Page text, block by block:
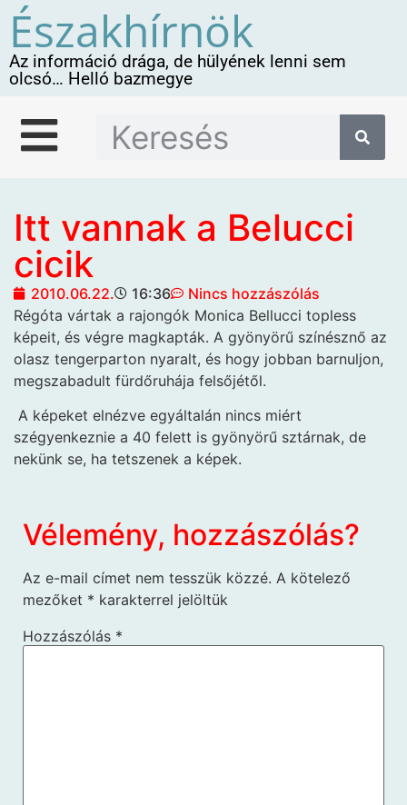
Északhírnök
Az információ drága, de hülyének lenni sem
olcsó… Helló bazmegye
Itt vannak a Belucci
cicik
2010.06.22. 16:36
Nincs hozzászólás
Régóta vártak a rajongók Monica Bellucci topless
képeit, és végre magkapták. A gyönyörű színésznő az
olasz tengerparton nyaralt, és hogy jobban barnuljon,
megszabadult fürdőruhája felsőjétől.
A képeket elnézve egyáltalán nincs miért
szégyenkeznie a 40 felett is gyönyörű sztárnak, de
nekünk se, ha tetszenek a képek.
Vélemény, hozzászólás?
Az e-mail címet nem tesszük közzé. A kötelező
mezőket * karakterrel jelöltük
Hozzászólás *